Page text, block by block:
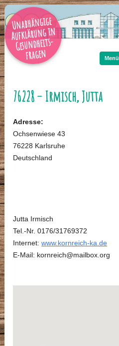
Unabhängige
Aufklärung in
Gesundheits-
fragen Menü
76228 – Irmisch, Jutta
Adresse:
Ochsenwiese 43
76228 Karlsruhe
Deutschland
Jutta Irmisch
Tel.-Nr. 0176/31769372
Internet:www.kornreich-ka.de
E-Mail: kornreich@mailbox.org